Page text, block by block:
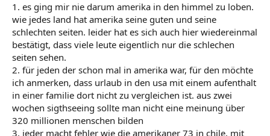
1. es ging mir nie darum amerika in den himmel zu loben.
wie jedes land hat amerika seine guten und seine
schlechten seiten. leider hat es sich auch hier wiedereinmal
bestätigt, dass viele leute eigentlich nur die schlechen
seiten sehen.
2. für jeden der schon mal in amerika war, für den möchte
ich anmerken, dass urlaub in den usa mit einem aufenthalt
in einer familie dort nicht zu vergleichen ist. aus zwei
wochen sigthseeing sollte man nicht eine meinung über
320 millionen menschen bilden
3. jeder macht fehler wie die amerikaner 73 in chile, mit